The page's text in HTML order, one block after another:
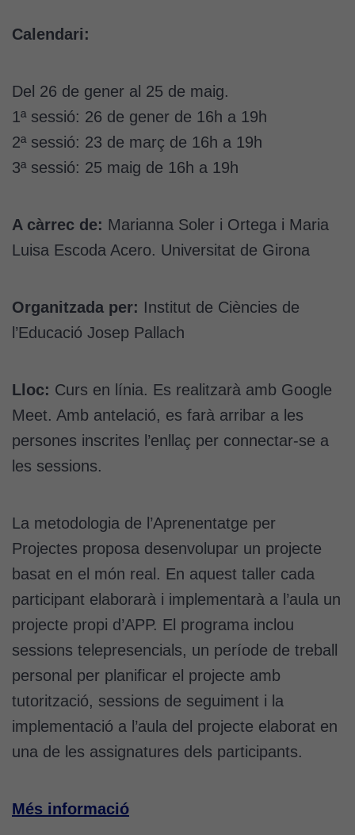
Calendari:
Del 26 de gener al 25 de maig.
1ª sessió: 26 de gener de 16h a 19h
2ª sessió: 23 de març de 16h a 19h
3ª sessió: 25 maig de 16h a 19h
A càrrec de: Marianna Soler i Ortega i Maria
Luisa Escoda Acero. Universitat de Girona
Organitzada per: Institut de Ciències de
l’Educació Josep Pallach
Lloc: Curs en línia. Es realitzarà amb Google
Meet. Amb antelació, es farà arribar a les
persones inscrites l’enllaç per connectar-se a
les sessions.
La metodologia de l’Aprenentatge per
Projectes proposa desenvolupar un projecte
basat en el món real. En aquest taller cada
participant elaborarà i implementarà a l’aula un
projecte propi d’APP. El programa inclou
sessions telepresencials, un període de treball
personal per planificar el projecte amb
tutorització, sessions de seguiment i la
implementació a l’aula del projecte elaborat en
una de les assignatures dels participants.
Més informació